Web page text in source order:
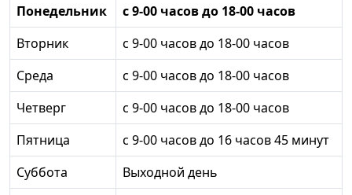
Понедельник
с 9-00 часов до 18-00 часов
Вторник
с 9-00 часов до 18-00 часов
Среда
с 9-00 часов до 18-00 часов
Четверг
с 9-00 часов до 18-00 часов
Пятница
с 9-00 часов до 16 часов 45 минут
Суббота
Выходной день